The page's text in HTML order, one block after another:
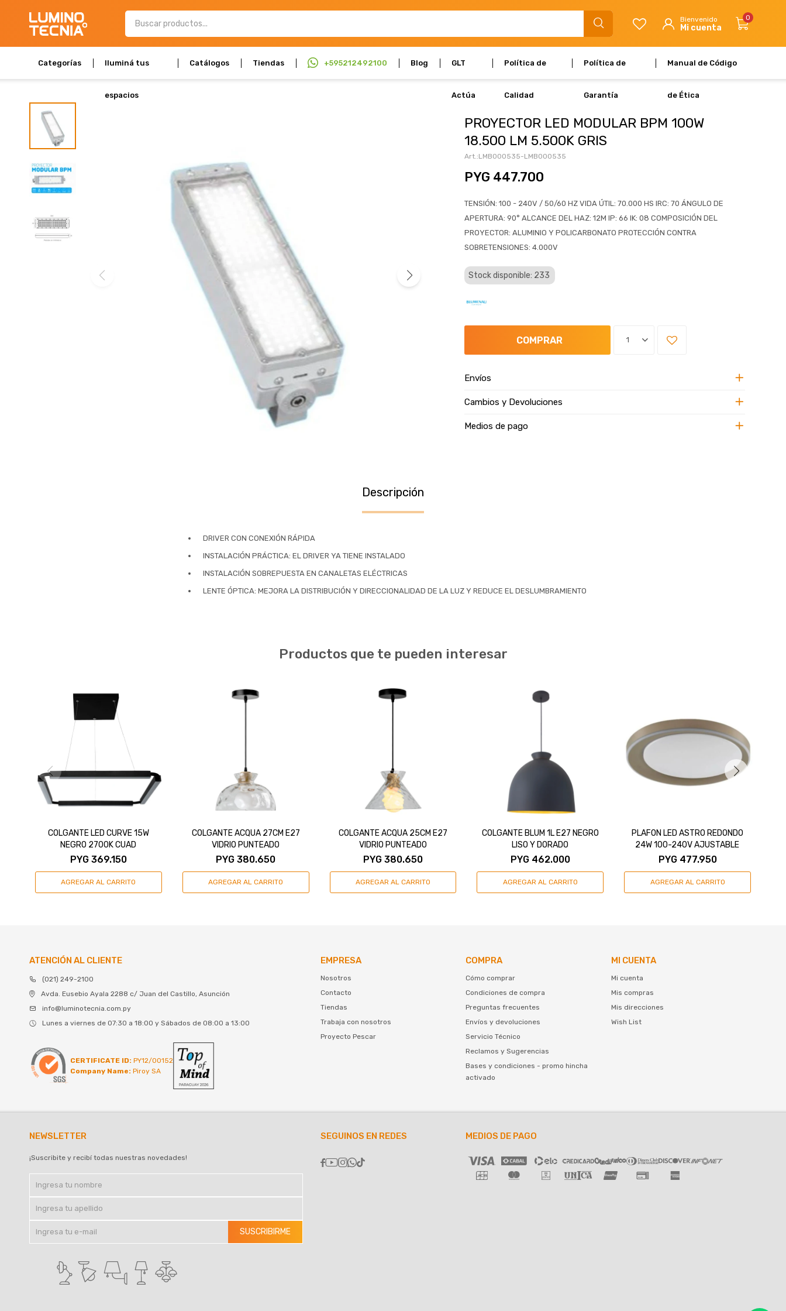
Categorías Iluminá tus
espacios
Catálogos Tiendas +595212492100 Blog GLT
Actúa
Política de
Calidad
Política de
Garantía
Manual de Código
de Ética
0
PROYECTOR LED MODULAR BPM 100W
18.500 LM 5.500K GRIS
LMB000535-LMB000535
PYG 447.700
TENSIÓN: 100 - 240V / 50/60 HZ VIDA ÚTIL: 70.000 HS IRC: 70 ÁNGULO DE
APERTURA: 90° ALCANCE DEL HAZ: 12M IP: 66 IK: 08 COMPOSICIÓN DEL
PROYECTOR: ALUMINIO Y POLICARBONATO PROTECCIÓN CONTRA
SOBRETENSIONES: 4.000V
Stock disponible: 233
1
COMPRAR
Envíos
Cambios y Devoluciones
Medios de pago
Descripción
DRIVER CON CONEXIÓN RÁPIDA
INSTALACIÓN PRÁCTICA: EL DRIVER YA TIENE INSTALADO
INSTALACIÓN SOBREPUESTA EN CANALETAS ELÉCTRICAS
LENTE ÓPTICA: MEJORA LA DISTRIBUCIÓN Y DIRECCIONALIDAD DE LA LUZ Y REDUCE EL DESLUMBRAMIENTO
Productos que te pueden interesar
COLGANTE LED CURVE 15W
NEGRO 2700K CUAD
PYG 369.150
COLGANTE ACQUA 27CM E27
VIDRIO PUNTEADO
PYG 380.650
COLGANTE ACQUA 25CM E27
VIDRIO PUNTEADO
PYG 380.650
COLGANTE BLUM 1L E27 NEGRO
LISO Y DORADO
PYG 462.000
PLAFON LED ASTRO REDONDO
24W 100-240V AJUSTABLE
PYG 477.950
ATENCIÓN AL CLIENTE
(021) 249-2100
Avda. Eusebio Ayala 2288 c/ Juan del Castillo, Asunción
info@luminotecnia.com.py
Lunes a viernes de 07:30 a 18:00 y Sábados de 08:00 a 13:00
CERTIFICATE ID: PY12/00152
Company Name: Piroy SA
EMPRESA
Nosotros
Contacto
Tiendas
Trabaja con nosotros
Proyecto Pescar
COMPRA
Cómo comprar
Condiciones de compra
Preguntas frecuentes
Envíos y devoluciones
Servicio Técnico
Reclamos y Sugerencias
Bases y condiciones - promo hincha
activado
MI CUENTA
Mi cuenta
Mis compras
Mis direcciones
Wish List
NEWSLETTER
¡Suscribite y recibí todas nuestras novedades!
SUSCRIBIRME
SEGUINOS EN REDES

MEDIOS DE PAGO